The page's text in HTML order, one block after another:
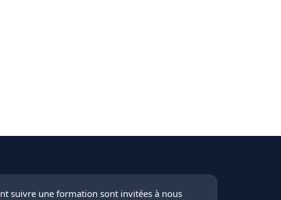
suivre une formation sont invitées à nous